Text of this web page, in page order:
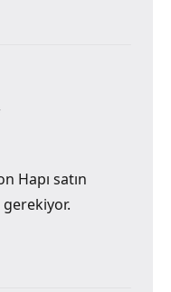
Hapı satın